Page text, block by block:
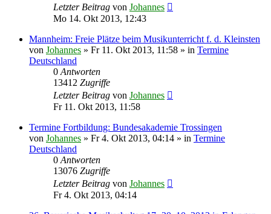
Letzter Beitrag von Johannes
Mo 14. Okt 2013, 12:43
Mannheim: Freie Plätze beim Musikunterricht f. d. Kleinsten
von Johannes » Fr 11. Okt 2013, 11:58 » in Termine
Deutschland
0 Antworten
13412 Zugriffe
Letzter Beitrag von Johannes
Fr 11. Okt 2013, 11:58
Termine Fortbildung: Bundesakademie Trossingen
von Johannes » Fr 4. Okt 2013, 04:14 » in Termine
Deutschland
0 Antworten
13076 Zugriffe
Letzter Beitrag von Johannes
Fr 4. Okt 2013, 04:14